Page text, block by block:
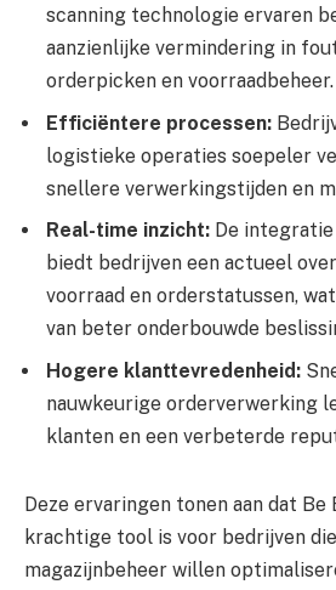
scanning technologie ervaren
aanzienlijke vermindering in
orderpicken en voorraadbeheer.
Efficiëntere processen:
logistieke operaties soepeler
snellere verwerkingstijden en
Real-time inzicht: De
biedt bedrijven een actueel
voorraad en orderstatussen,
van beter onderbouwde
Hogere klanttevredenheid:
nauwkeurige orderverwerking
klanten en een verbeterde
Deze ervaringen tonen aan dat
krachtige tool is voor bedrijven
magazijnbeheer willen